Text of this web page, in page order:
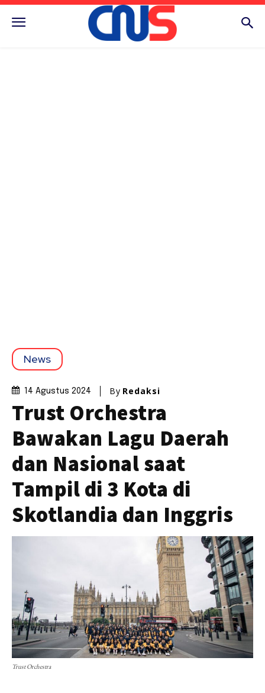
News
14 Agustus 2024 By Redaksi
Trust Orchestra
Bawakan Lagu Daerah
dan Nasional saat
Tampil di 3 Kota di
Skotlandia dan Inggris
Trust Orchestra